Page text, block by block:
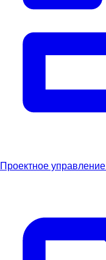
Проектное управление